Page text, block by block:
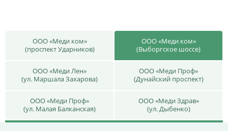
ООО «Меди ком»
(проспект Ударников)
ООО «Меди ком»
(Выборгское шоссе)
ООО «Меди Лен»
(ул. Маршала Захарова)
ООО «Меди Проф»
(Дунайский проспект)
ООО «Меди Проф»
(ул. Малая Балканская)
ООО «Меди Здрав»
(ул. Дыбенко)